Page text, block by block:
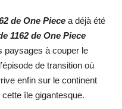
de One Piece a déjà été
1162 de One Piece
paysages à couper le
de transition où
enfin sur le continent
île gigantesque.